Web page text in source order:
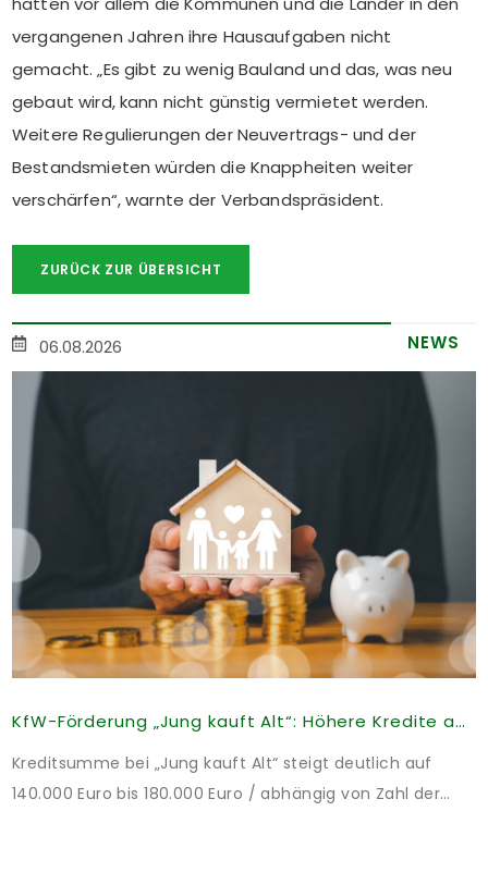
vergangenen Jahren ihre Hausaufgaben nicht
gemacht. „Es gibt zu wenig Bauland und das, was neu
gebaut wird, kann nicht günstig vermietet werden.
Weitere Regulierungen der Neuvertrags- und der
Bestandsmieten würden die Knappheiten weiter
verschärfen“, warnte der Verbandspräsident.
ZURÜCK ZUR ÜBERSICHT
06.08.2026 NEWS
KfW-Förderung „Jung kauft Alt“: Höhere Kredite ab August 2026
Kreditsumme bei „Jung kauft Alt“ steigt deutlich auf
140.000 Euro bis 180.000 Euro / abhängig von Zahl der